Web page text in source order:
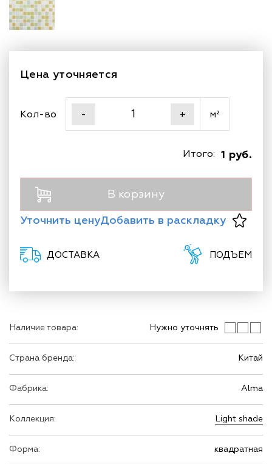
Наличие товара: Нужно уточнять
Страна бренда: Китай
Фабрика: Alma
Коллекция: Light shade
Форма: квадратная
Цена уточняется
Кол-во - + м²
1 руб.
Итого:
В корзину
Уточнить ценуДобавить в раскладку
ДОСТАВКА ПОДЪЕМ